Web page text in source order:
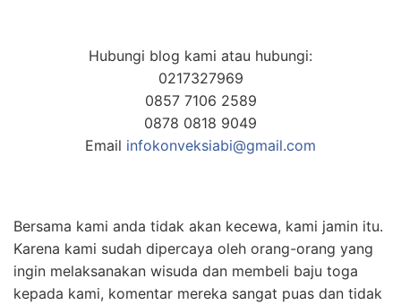
Hubungi blog kami atau hubungi:
0217327969
0857 7106 2589
0878 0818 9049
Email infokonveksiabi@gmail.com
Bersama kami anda tidak akan kecewa, kami jamin itu.
Karena kami sudah dipercaya oleh orang-orang yang
ingin melaksanakan wisuda dan membeli baju toga
kepada kami, komentar mereka sangat puas dan tidak